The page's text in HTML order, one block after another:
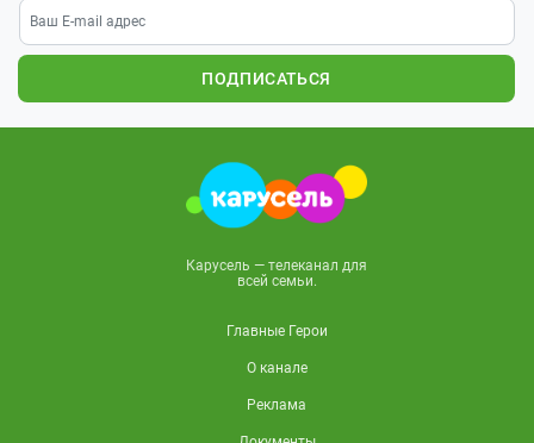
ПОДПИСАТЬСЯ
Карусель — телеканал для
всей семьи.
Главные Герои
О канале
Реклама